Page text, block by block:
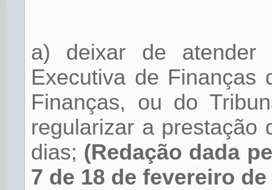
a) deixar de atender
Executiva de Finanças
Finanças, ou do
regularizar a prestação
dias; (Redação dada
7 de 18 de fevereiro de